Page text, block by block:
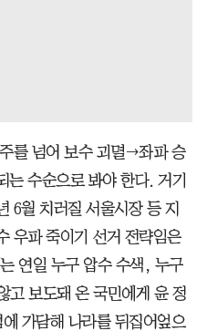
를 넘어 보수 괴멸→좌파 승
수순으로 봐야 한다. 거기
6월 치러질 서울시장 등 지
우파 죽이기 선거 전략임은
연일 누구 압수 수색, 누구
고 보도돼 온 국민에게 윤 정
가담해 나라를 뒤집어엎으